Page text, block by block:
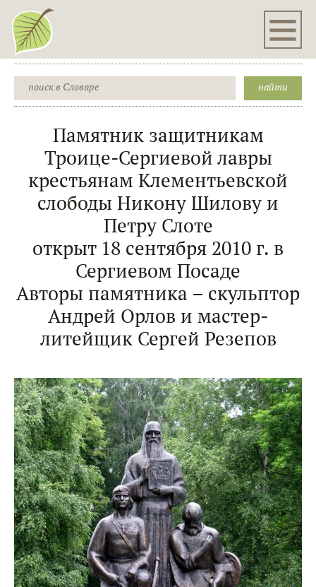
Памятник защитникам
Троице-Сергиевой лавры
крестьянам Клементьевской
слободы Никону Шилову и
Петру Слоте
открыт 18 сентября 2010 г. в
Сергиевом Посаде
Авторы памятника – скульптор
Андрей Орлов и мастер-
литейщик Сергей Резепов